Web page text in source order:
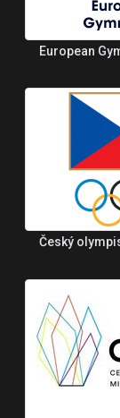
European
Český